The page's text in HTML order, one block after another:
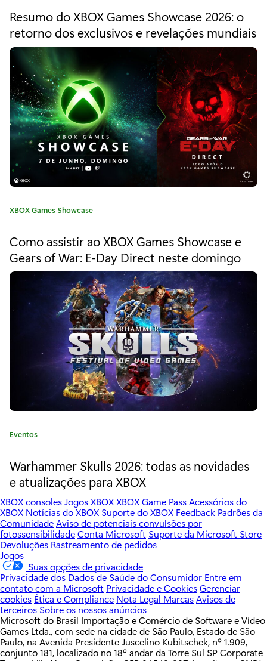
p
r
e
s
e
n
t
D
v
e
l
o
p
e
r
_
D
e
t
,
u
e
r
e
e
g
o
a
:
Resumo do XBOX Games Showcase 2026: o
retorno dos exclusivos e revelações mundiais
C
e
g
o
a
XBOX Games Showcase
Como assistir ao XBOX Games Showcase e
Gears of War: E-Day Direct neste domingo
C
e
g
o
r
i
a
:
Eventos
Warhammer Skulls 2026: todas as novidades
e atualizações para XBOX
XBOX consolesJogos XBOXXBOX Game PassAcessórios do
XBOX Notícias do XBOX Suporte do XBOX Feedback Padrões da
ComunidadeAviso de potenciais convulsões por
fotossensibilidadeConta Microsoft Suporte da Microsoft Store
Devoluções Rastreamento de pedidos
Jogos
Suas opções de privacidade
Privacidade dos Dados de Saúde do Consumidor Entre em
contato com a Microsoft Privacidade e CookiesGerenciar
cookies Ética e Compliance Nota Legal MarcasAvisos de
terceiros Sobre os nossos anúncios
Microsoft do Brasil Importação e Comércio de Software e Vídeo
Games Ltda., com sede na cidade de São Paulo, Estado de São
Paulo, na Avenida Presidente Juscelino Kubitschek, nº 1.909,
conjunto 181, localizado no 18º andar da Torre Sul SP Corporate